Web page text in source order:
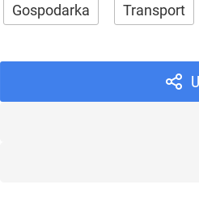
Gospodarka Transport